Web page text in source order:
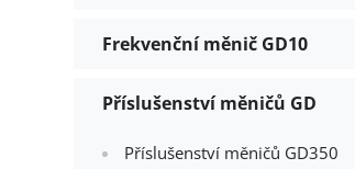
Frekvenční měnič GD10
Příslušenství měničů GD
Příslušenství měničů GD350